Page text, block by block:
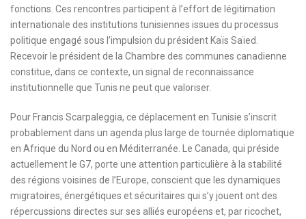
fonctions. Ces rencontres participent à l’effort de légitimation
internationale des institutions tunisiennes issues du processus
politique engagé sous l’impulsion du président Kaïs Saïed.
Recevoir le président de la Chambre des communes canadienne
constitue, dans ce contexte, un signal de reconnaissance
institutionnelle que Tunis ne peut que valoriser.
Pour Francis Scarpaleggia, ce déplacement en Tunisie s’inscrit
probablement dans un agenda plus large de tournée diplomatique
en Afrique du Nord ou en Méditerranée. Le Canada, qui préside
actuellement le G7, porte une attention particulière à la stabilité
des régions voisines de l’Europe, conscient que les dynamiques
migratoires, énergétiques et sécuritaires qui s’y jouent ont des
répercussions directes sur ses alliés européens et, par ricochet,